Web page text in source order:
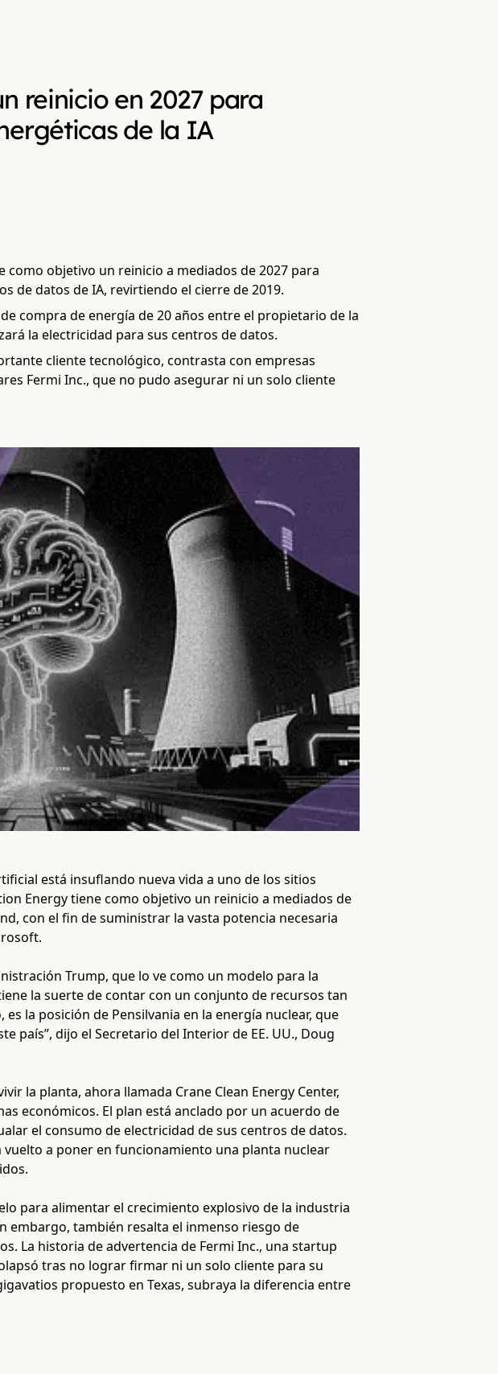
reinicio en 2027 para
de la IA
como objetivo un reinicio a mediados de 2027 para
de datos de IA, revirtiendo el cierre de 2019.
compra de energía de 20 años entre el propietario de la
la electricidad para sus centros de datos.
cliente tecnológico, contrasta con empresas
Fermi Inc., que no pudo asegurar ni un solo cliente
está insuflando nueva vida a uno de los sitios
Energy tiene como objetivo un reinicio a mediados de
con el fin de suministrar la vasta potencia necesaria
Trump, que lo ve como un modelo para la
la suerte de contar con un conjunto de recursos tan
la posición de Pensilvania en la energía nuclear, que
país”, dijo el Secretario del Interior de EE. UU., Doug
la planta, ahora llamada Crane Clean Energy Center,
económicos. El plan está anclado por un acuerdo de
el consumo de electricidad de sus centros de datos.
a poner en funcionamiento una planta nuclear
para alimentar el crecimiento explosivo de la industria
embargo, también resalta el inmenso riesgo de
La historia de advertencia de Fermi Inc., una startup
tras no lograr firmar ni un solo cliente para su
propuesto en Texas, subraya la diferencia entre